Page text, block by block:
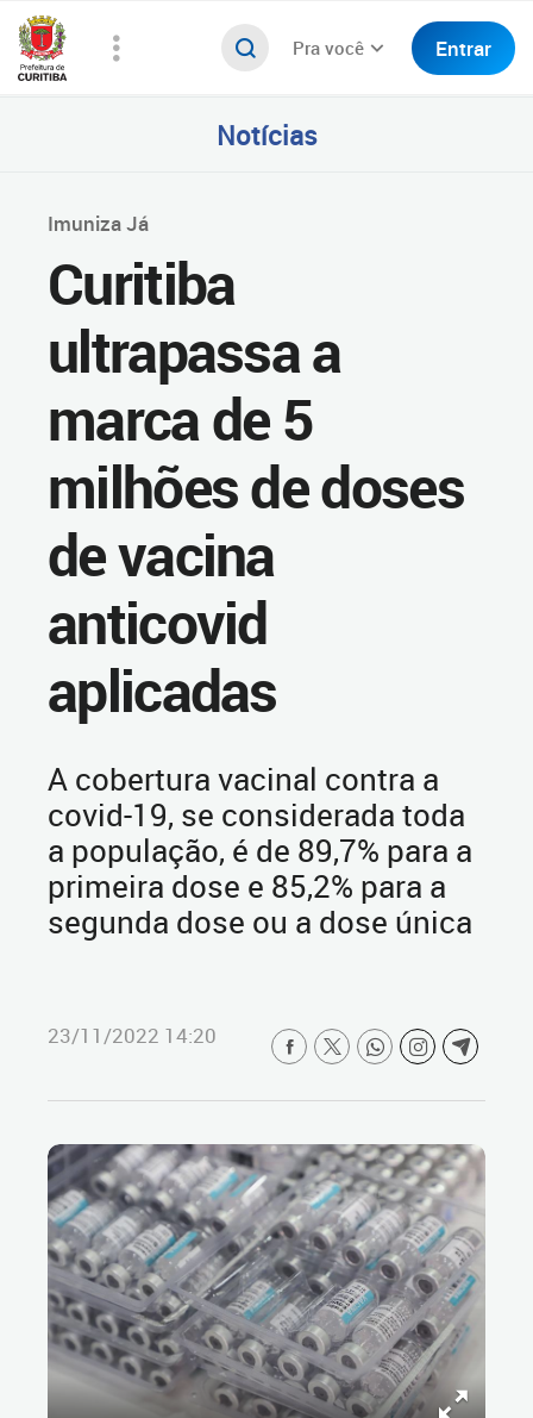
Pra você Entrar
Notícias
Imuniza Já
Curitiba
ultrapassa a
marca de 5
milhões de doses
de vacina
anticovid
aplicadas
A cobertura vacinal contra a
covid-19, se considerada toda
a população, é de 89,7% para a
primeira dose e 85,2% para a
segunda dose ou a dose única
23/11/2022 14:20